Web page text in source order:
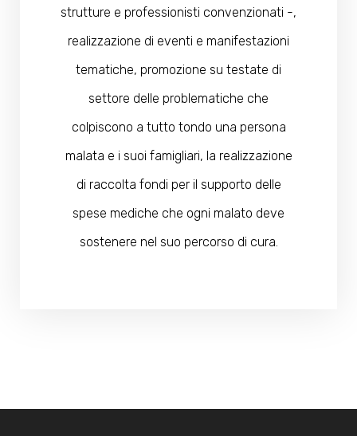
strutture e professionisti convenzionati -,
realizzazione di eventi e manifestazioni
tematiche, promozione su testate di
settore delle problematiche che
colpiscono a tutto tondo una persona
malata e i suoi famigliari, la realizzazione
di raccolta fondi per il supporto delle
spese mediche che ogni malato deve
sostenere nel suo percorso di cura.